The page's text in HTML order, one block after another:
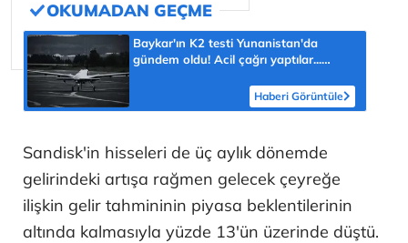
Baykar'ın K2 testi Yunanistan'da
gündem oldu! Acil çağrı yaptılar...
Haberi Görüntüle
Sandisk'in hisseleri de üç aylık dönemde
gelirindeki artışa rağmen gelecek çeyreğe
ilişkin gelir tahmininin piyasa beklentilerinin
altında kalmasıyla yüzde 13'ün üzerinde düştü.